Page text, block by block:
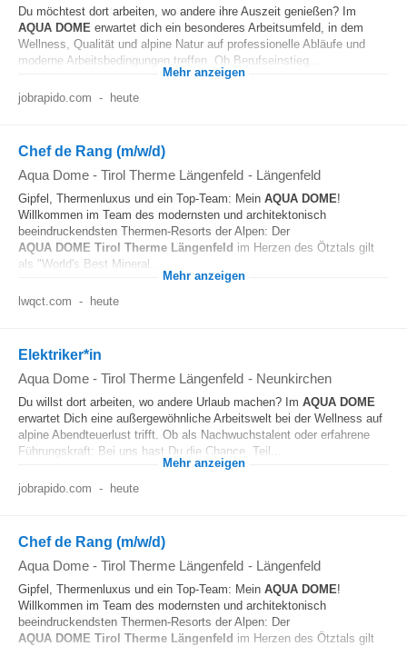
Du möchtest dort arbeiten, wo andere ihre Auszeit genießen? Im
AQUA DOME erwartet dich ein besonderes Arbeitsumfeld, in dem
Wellness, Qualität und alpine Natur auf professionelle Abläufe und
moderne Arbeitsbedingungen treffen. Ob Berufseinstieg...
Mehr anzeigen
jobrapido.com - heute
Chef de Rang (m/w/d)
Aqua Dome - Tirol Therme Längenfeld - Längenfeld
Gipfel, Thermenluxus und ein Top-Team: Mein AQUA DOME!
Willkommen im Team des modernsten und architektonisch
beeindruckendsten Thermen-Resorts der Alpen: Der
AQUA DOME Tirol Therme Längenfeld im Herzen des Ötztals gilt
als "World's Best Mineral...
Mehr anzeigen
lwqct.com - heute
Elektriker*in
Aqua Dome - Tirol Therme Längenfeld - Neunkirchen
Du willst dort arbeiten, wo andere Urlaub machen? Im AQUA DOME
erwartet Dich eine außergewöhnliche Arbeitswelt bei der Wellness auf
alpine Abendteuerlust trifft. Ob als Nachwuchstalent oder erfahrene
Führungskraft: Bei uns hast Du die Chance, Teil...
Mehr anzeigen
jobrapido.com - heute
Chef de Rang (m/w/d)
Aqua Dome - Tirol Therme Längenfeld - Längenfeld
Gipfel, Thermenluxus und ein Top-Team: Mein AQUA DOME!
Willkommen im Team des modernsten und architektonisch
beeindruckendsten Thermen-Resorts der Alpen: Der
AQUA DOME Tirol Therme Längenfeld im Herzen des Ötztals gilt